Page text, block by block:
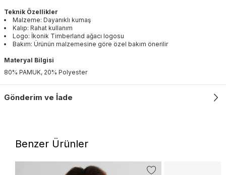
Teknik Özellikler
Malzeme: Dayanıklı kumaş
Kalıp: Rahat kullanım
Logo: İkonik Timberland ağacı logosu
Bakım: Ürünün malzemesine göre özel bakım önerilir
Materyal Bilgisi
80% PAMUK, 20% Polyester
Gönderim ve İade
Benzer Ürünler